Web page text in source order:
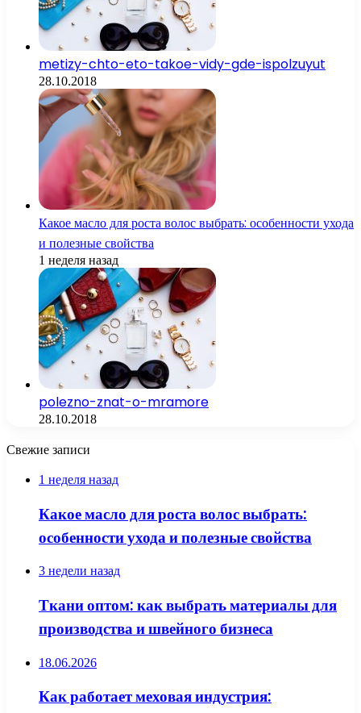
metizy-chto-eto-takoe-vidy-gde-ispolzuyut
28.10.2018
Какое масло для роста волос выбрать: особенности ухода
и полезные свойства
1 неделя назад
polezno-znat-o-mramore
28.10.2018
Свежие записи
1 неделя назад
Какое масло для роста волос выбрать:
особенности ухода и полезные свойства
3 недели назад
Ткани оптом: как выбрать материалы для
производства и швейного бизнеса
18.06.2026
Как работает меховая индустрия: